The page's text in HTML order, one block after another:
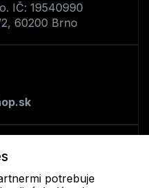
IČ: 19540990
60200 Brno
potrebuje